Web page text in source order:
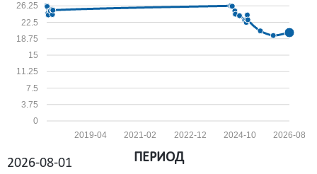
0
3.75
7.5
11.25
15
18.75
22.5
26.25
2026-08
2024-10
2022-12
2021-02
2019-04
2026-08-01
ПЕРИОД